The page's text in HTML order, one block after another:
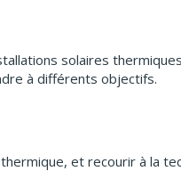
solaires
à différents objectifs.
et recourir à la